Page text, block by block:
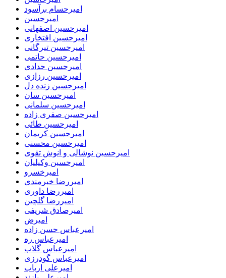
امیرحسام برآسود
امیرحسین
امیرحسین اصفهانی
امیرحسین افتخاری
امیرحسین تیرگانی
امیرحسین حاتمی
امیرحسین حدادی
امیرحسین رزازی
امیرحسین زنده دل
امیرحسین سان
امیرحسین سلمانی
امیرحسین صفری زاده
امیرحسین طائی
امیرحسین کریمان
امیرحسین محسنی
امیرحسین نوشالی و انوش تقوی
امیرحسین وکیلیان
امیرخسرو
امیررضا خیرمندی
امیررضا داوری
امیررضا گلچین
امیرصادق شریفی
امیرض
امیرعباس حسن زاده
امیرعباس ره
امیرعباس گلاب
امیرعباس گودرزی
امیرعلی ارباب